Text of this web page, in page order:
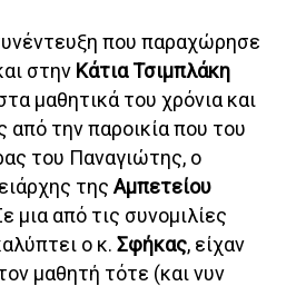
που παραχώρησε
στην Κάτια Τσιμπλάκη
μαθητικά του χρόνια και
από την παροικία που του
του Παναγιώτης, ο
τηςΑμπετείου
μια από τις συνομιλίες
ο κ.Σφήκας, είχαν
μαθητή τότε (και νυν